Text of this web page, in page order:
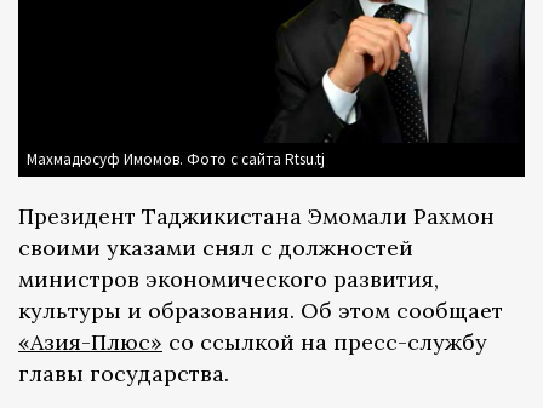
Махмадюсуф Имомов. Фото с сайта Rtsu.tj
Президент Таджикистана Эмомали Рахмон
своими указами снял с должностей
министров экономического развития,
культуры и образования. Об этом сообщает
«Азия-Плюс» со ссылкой на пресс-службу
главы государства.